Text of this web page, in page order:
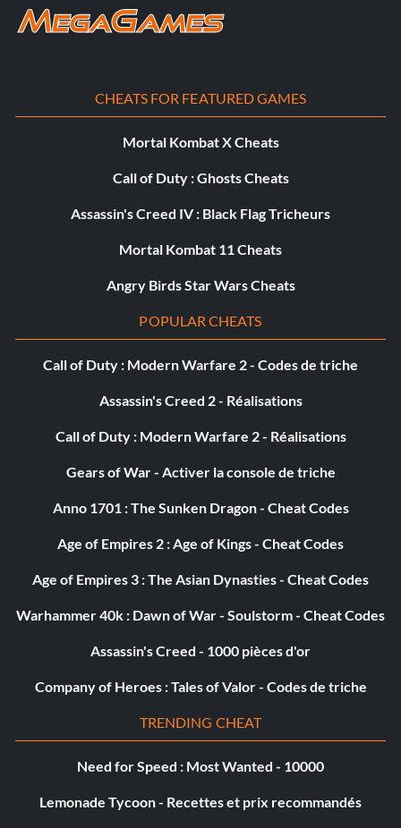
CHEATS FOR FEATURED GAMES
Mortal Kombat X Cheats
Call of Duty : Ghosts Cheats
Assassin's Creed IV : Black Flag Tricheurs
Mortal Kombat 11 Cheats
Angry Birds Star Wars Cheats
POPULAR CHEATS
Call of Duty : Modern Warfare 2 - Codes de triche
Assassin's Creed 2 - Réalisations
Call of Duty : Modern Warfare 2 - Réalisations
Gears of War - Activer la console de triche
Anno 1701 : The Sunken Dragon - Cheat Codes
Age of Empires 2 : Age of Kings - Cheat Codes
Age of Empires 3 : The Asian Dynasties - Cheat Codes
Warhammer 40k : Dawn of War - Soulstorm - Cheat Codes
Assassin's Creed - 1000 pièces d'or
Company of Heroes : Tales of Valor - Codes de triche
TRENDING CHEAT
Need for Speed : Most Wanted - 10000
Lemonade Tycoon - Recettes et prix recommandés